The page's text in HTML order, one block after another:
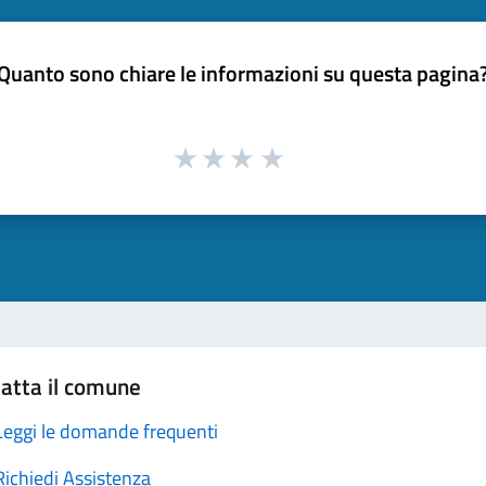
sono chiare le informazioni su questa
il comune
le domande frequenti
Assistenza